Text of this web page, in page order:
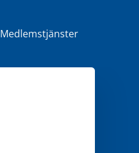
Medlemstjänster